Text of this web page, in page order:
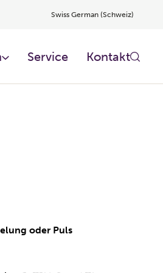
Swiss German (Schweiz)
Service Kontakt
oder Puls